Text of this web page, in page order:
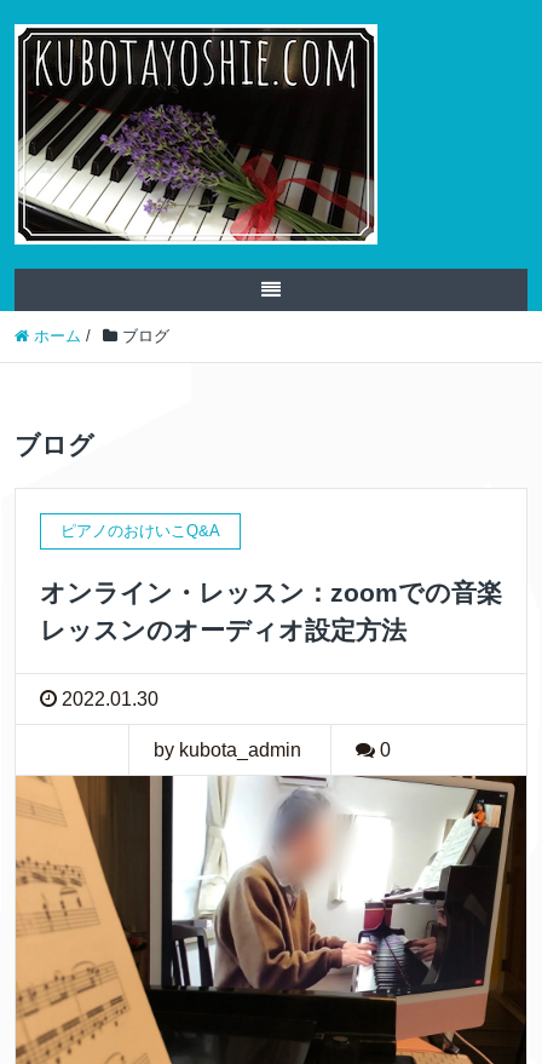
ホーム / ブログ
ブログ
ピアノのおけいこQ&A
オンライン・レッスン：zoomでの音楽
レッスンのオーディオ設定方法
2022.01.30
by kubota_admin 0